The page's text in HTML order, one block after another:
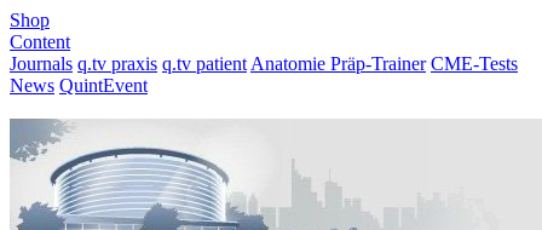
Shop
Content
Journals q.tv praxis q.tv patient Anatomie Präp-Trainer CME-Tests
News QuintEvent